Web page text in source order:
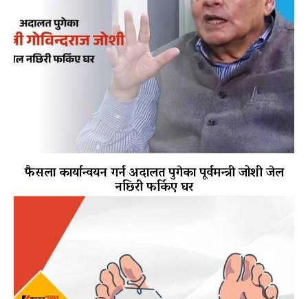
फैसला कार्यान्वयन गर्न अदालत पुगेका पूर्वमन्त्री जोशी जेल
नछिरी फर्किए घर